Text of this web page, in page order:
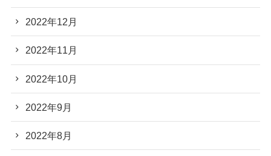
2022年12月
2022年11月
2022年10月
2022年9月
2022年8月